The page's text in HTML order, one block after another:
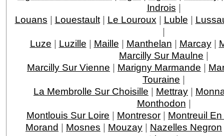
Indrois |
Louans | Louestault| Le Louroux | Luble |
|
Luze | Luzille | Maille | Manthelan | Marcay|
Marcilly Sur Maulne |
Marcilly Sur Vienne | Marigny Marmande |
Touraine |
La Membrolle Sur Choisille | Mettray |
Monthodon |
Montlouis Sur Loire | Montresor | Montreuil
Morand | Mosnes | Mouzay | Nazelles Negron